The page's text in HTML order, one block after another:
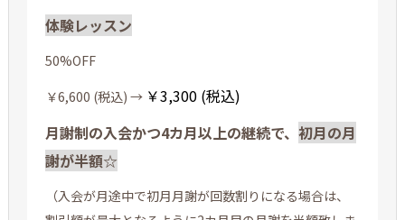
体験レッスン
50%OFF
￥6,600 (税込) → ￥3,300 (税込)
月謝制の入会かつ4カ月以上の継続で、 初月の月
謝が半額☆
（入会が月途中で初月月謝が回数割りになる場合は、